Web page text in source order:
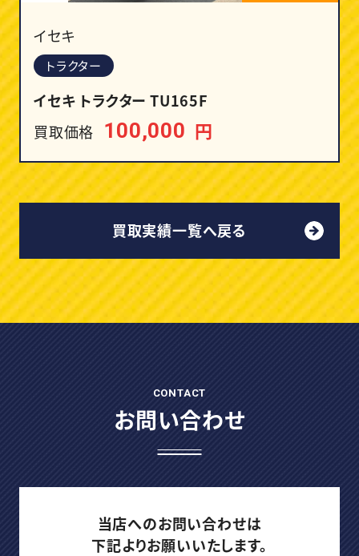
イセキ
トラクター
イセキ トラクター TU165F
買取価格 100,000 円
買取実績一覧へ戻る
CONTACT
お問い合わせ
当店へのお問い合わせは
下記よりお願いいたします。